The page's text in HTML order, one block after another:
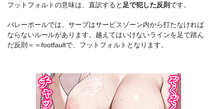
フットフォルトの意味は、直訳すると 足で犯した反則 です。
バレーボールでは、サーブはサービスゾーン内から打たなければ
ならないルールがあります。越えてはいけないラインを足で踏ん
だ反則＝＝footfaultで、フットフォルトとなります。